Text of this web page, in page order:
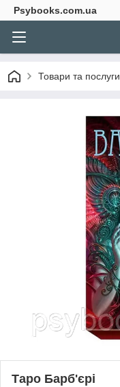
Psybooks.com.ua
Товари та послуги
Таро Барб'єрі